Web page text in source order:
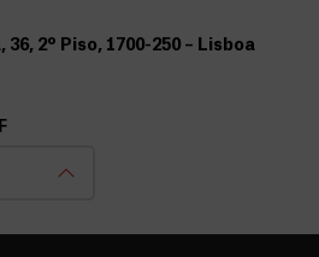
36, 2º Piso, 1700-250 – Lisboa